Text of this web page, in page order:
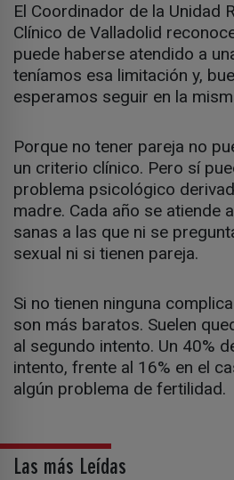
El Coordinador de la Unidad
Clínico de Valladolid
puede haberse atendido a
teníamos esa limitación y,
esperamos seguir en la
Porque no tener pareja no
un criterio clínico. Pero sí
problema psicológico
madre. Cada año se atiende
sanas a las que ni se
sexual ni si tienen pareja.
Si no tienen ninguna
son más baratos. Suelen
al segundo intento. Un 40%
intento, frente al 16% en el
algún problema de fertilidad.
Las más Leídas